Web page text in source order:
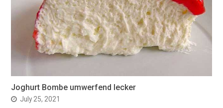
Joghurt Bombe umwerfend lecker
July 25, 2021